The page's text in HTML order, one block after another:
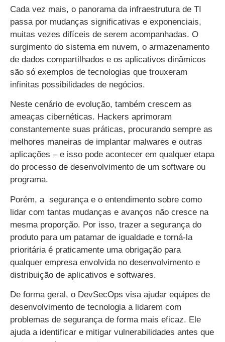
Cada vez mais, o panorama da infraestrutura de TI
passa por mudanças significativas e exponenciais,
muitas vezes difíceis de serem acompanhadas. O
surgimento do sistema em nuvem, o armazenamento
de dados compartilhados e os aplicativos dinâmicos
são só exemplos de tecnologias que trouxeram
infinitas possibilidades de negócios.
Neste cenário de evolução, também crescem as
ameaças cibernéticas. Hackers aprimoram
constantemente suas práticas, procurando sempre as
melhores maneiras de implantar malwares e outras
aplicações – e isso pode acontecer em qualquer etapa
do processo de desenvolvimento de um software ou
programa.
Porém, a segurança e o entendimento sobre como
lidar com tantas mudanças e avanços não cresce na
mesma proporção. Por isso, trazer a segurança do
produto para um patamar de igualdade e torná-la
prioritária é praticamente uma obrigação para
qualquer empresa envolvida no desenvolvimento e
distribuição de aplicativos e softwares.
De forma geral, o DevSecOps visa ajudar equipes de
desenvolvimento de tecnologia a lidarem com
problemas de segurança de forma mais eficaz. Ele
ajuda a identificar e mitigar vulnerabilidades antes que